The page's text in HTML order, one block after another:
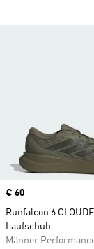
Price
€ 60
Runfalcon 6
Laufschuh
Männer